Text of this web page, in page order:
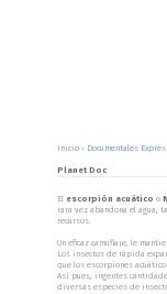
Inicio› Documentales
Planet Doc
El escorpión acuático o
rara vez abandona el agua,
recursos.
Un eficaz camuflaje, le
Los insectos de rápida
que los escorpiones
Así pues, ingentes
diversas especies de